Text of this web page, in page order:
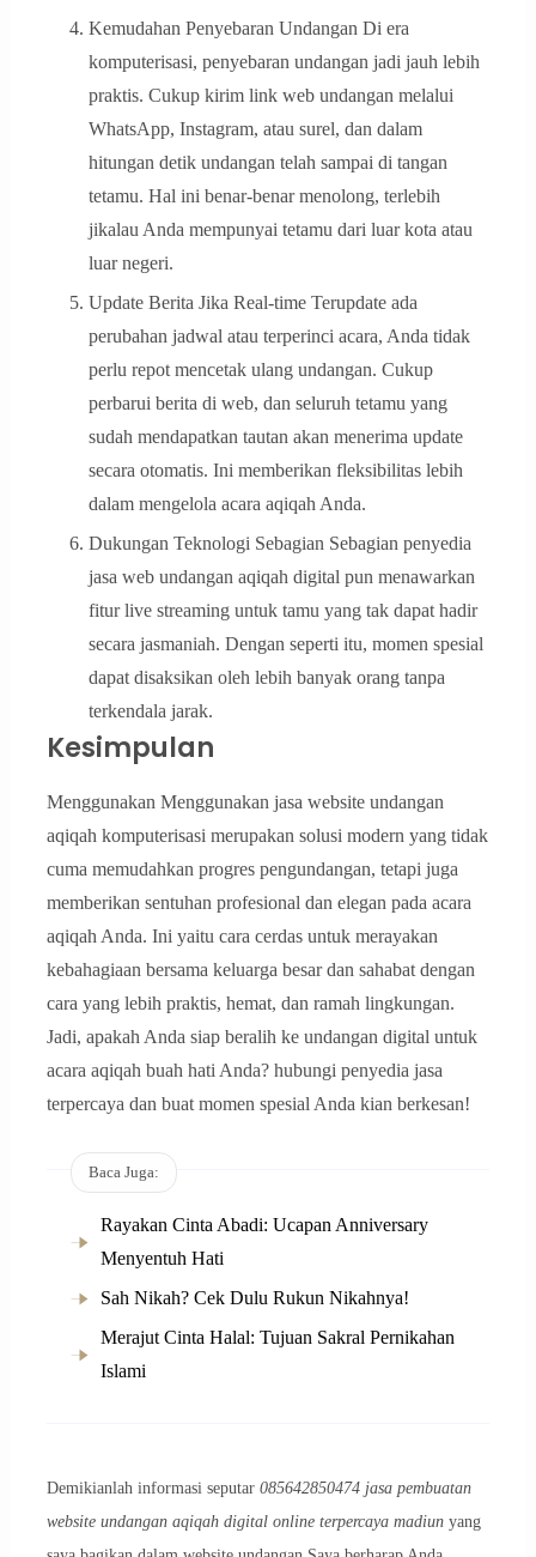
Kemudahan Penyebaran Undangan Di era
komputerisasi, penyebaran undangan jadi jauh lebih
praktis. Cukup kirim link web undangan melalui
WhatsApp, Instagram, atau surel, dan dalam
hitungan detik undangan telah sampai di tangan
tetamu. Hal ini benar-benar menolong, terlebih
jikalau Anda mempunyai tetamu dari luar kota atau
luar negeri.
Update Berita Jika Real-time Terupdate ada
perubahan jadwal atau terperinci acara, Anda tidak
perlu repot mencetak ulang undangan. Cukup
perbarui berita di web, dan seluruh tetamu yang
sudah mendapatkan tautan akan menerima update
secara otomatis. Ini memberikan fleksibilitas lebih
dalam mengelola acara aqiqah Anda.
Dukungan Teknologi Sebagian Sebagian penyedia
jasa web undangan aqiqah digital pun menawarkan
fitur live streaming untuk tamu yang tak dapat hadir
secara jasmaniah. Dengan seperti itu, momen spesial
dapat disaksikan oleh lebih banyak orang tanpa
terkendala jarak.
Kesimpulan
Menggunakan Menggunakan jasa website undangan
aqiqah komputerisasi merupakan solusi modern yang tidak
cuma memudahkan progres pengundangan, tetapi juga
memberikan sentuhan profesional dan elegan pada acara
aqiqah Anda. Ini yaitu cara cerdas untuk merayakan
kebahagiaan bersama keluarga besar dan sahabat dengan
cara yang lebih praktis, hemat, dan ramah lingkungan.
Jadi, apakah Anda siap beralih ke undangan digital untuk
acara aqiqah buah hati Anda? hubungi penyedia jasa
terpercaya dan buat momen spesial Anda kian berkesan!
Baca Juga:
Rayakan Cinta Abadi: Ucapan Anniversary
Menyentuh Hati
Sah Nikah? Cek Dulu Rukun Nikahnya!
Merajut Cinta Halal: Tujuan Sakral Pernikahan
Islami
Demikianlah informasi seputar 085642850474 jasa pembuatan
website undangan aqiqah digital online terpercaya madiunyang